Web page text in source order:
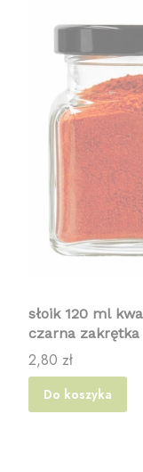
słoik 120 ml
czarna zakrętka
Cena
2,80 zł
Do koszyka